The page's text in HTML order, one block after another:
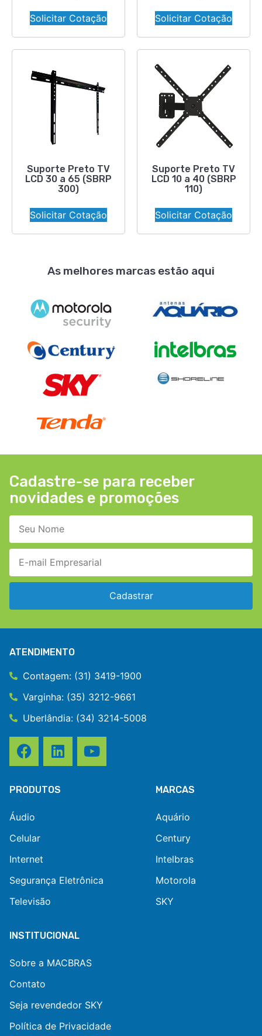
As melhores marcas estão aqui
Solicitar Cotação Solicitar Cotação
Suporte Preto TV
LCD 30 a 65 (SBRP
300)
Solicitar Cotação
Suporte Preto TV
LCD 10 a 40 (SBRP
110)
Solicitar Cotação
Cadastre-se para receber
novidades e promoções
Cadastrar
ATENDIMENTO
Contagem: (31) 3419-1900
Varginha: (35) 3212-9661
Uberlândia: (34) 3214-5008
PRODUTOS
Áudio
Celular
Internet
Segurança Eletrônica
Televisão
MARCAS
Aquário
Century
Intelbras
Motorola
SKY
INSTITUCIONAL
Sobre a MACBRAS
Contato
Seja revendedor SKY
Política de Privacidade